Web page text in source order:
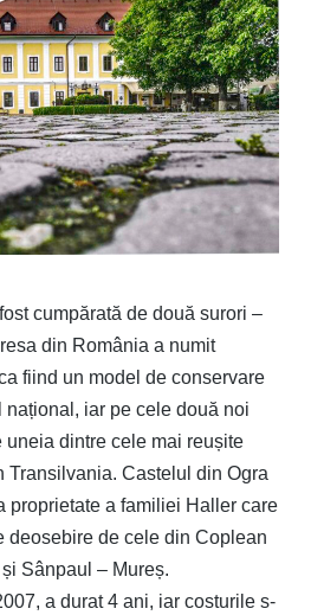
cumpărată de două surori –
din România a numit
fiind un model de conservare
iar pe cele două noi
uneia dintre cele mai reușite
Transilvania. Castelul din Ogra
proprietate a familiei Haller care
deosebire de cele din Coplean
Sânpaul – Mureș.
a durat 4 ani, iar costurile s-